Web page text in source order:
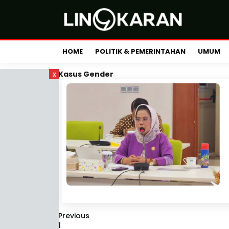
HOME POLITIK & PEMERINTAHAN UMUM
x Kasus Gender
Previous
1